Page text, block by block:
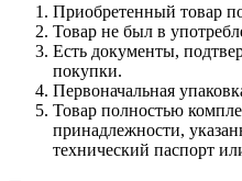
Приобретенный товар
Товар не был в
Есть документы,
покупки.
Первоначальная
Товар полностью
принадлежности,
технический паспорт